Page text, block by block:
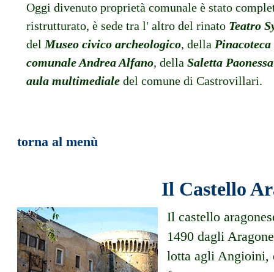
Oggi divenuto proprietà comunale è stato
ristrutturato, è sede tra l' altro del rinato Teatro
del Museo civico archeologico, della Pinacoteca
comunale Andrea Alfano, della Saletta Paonessa
aula multimediale del comune di Castrovillari.
torna al menù
Il Castello
Il castello
1490 dagli
lotta agli Angioini,